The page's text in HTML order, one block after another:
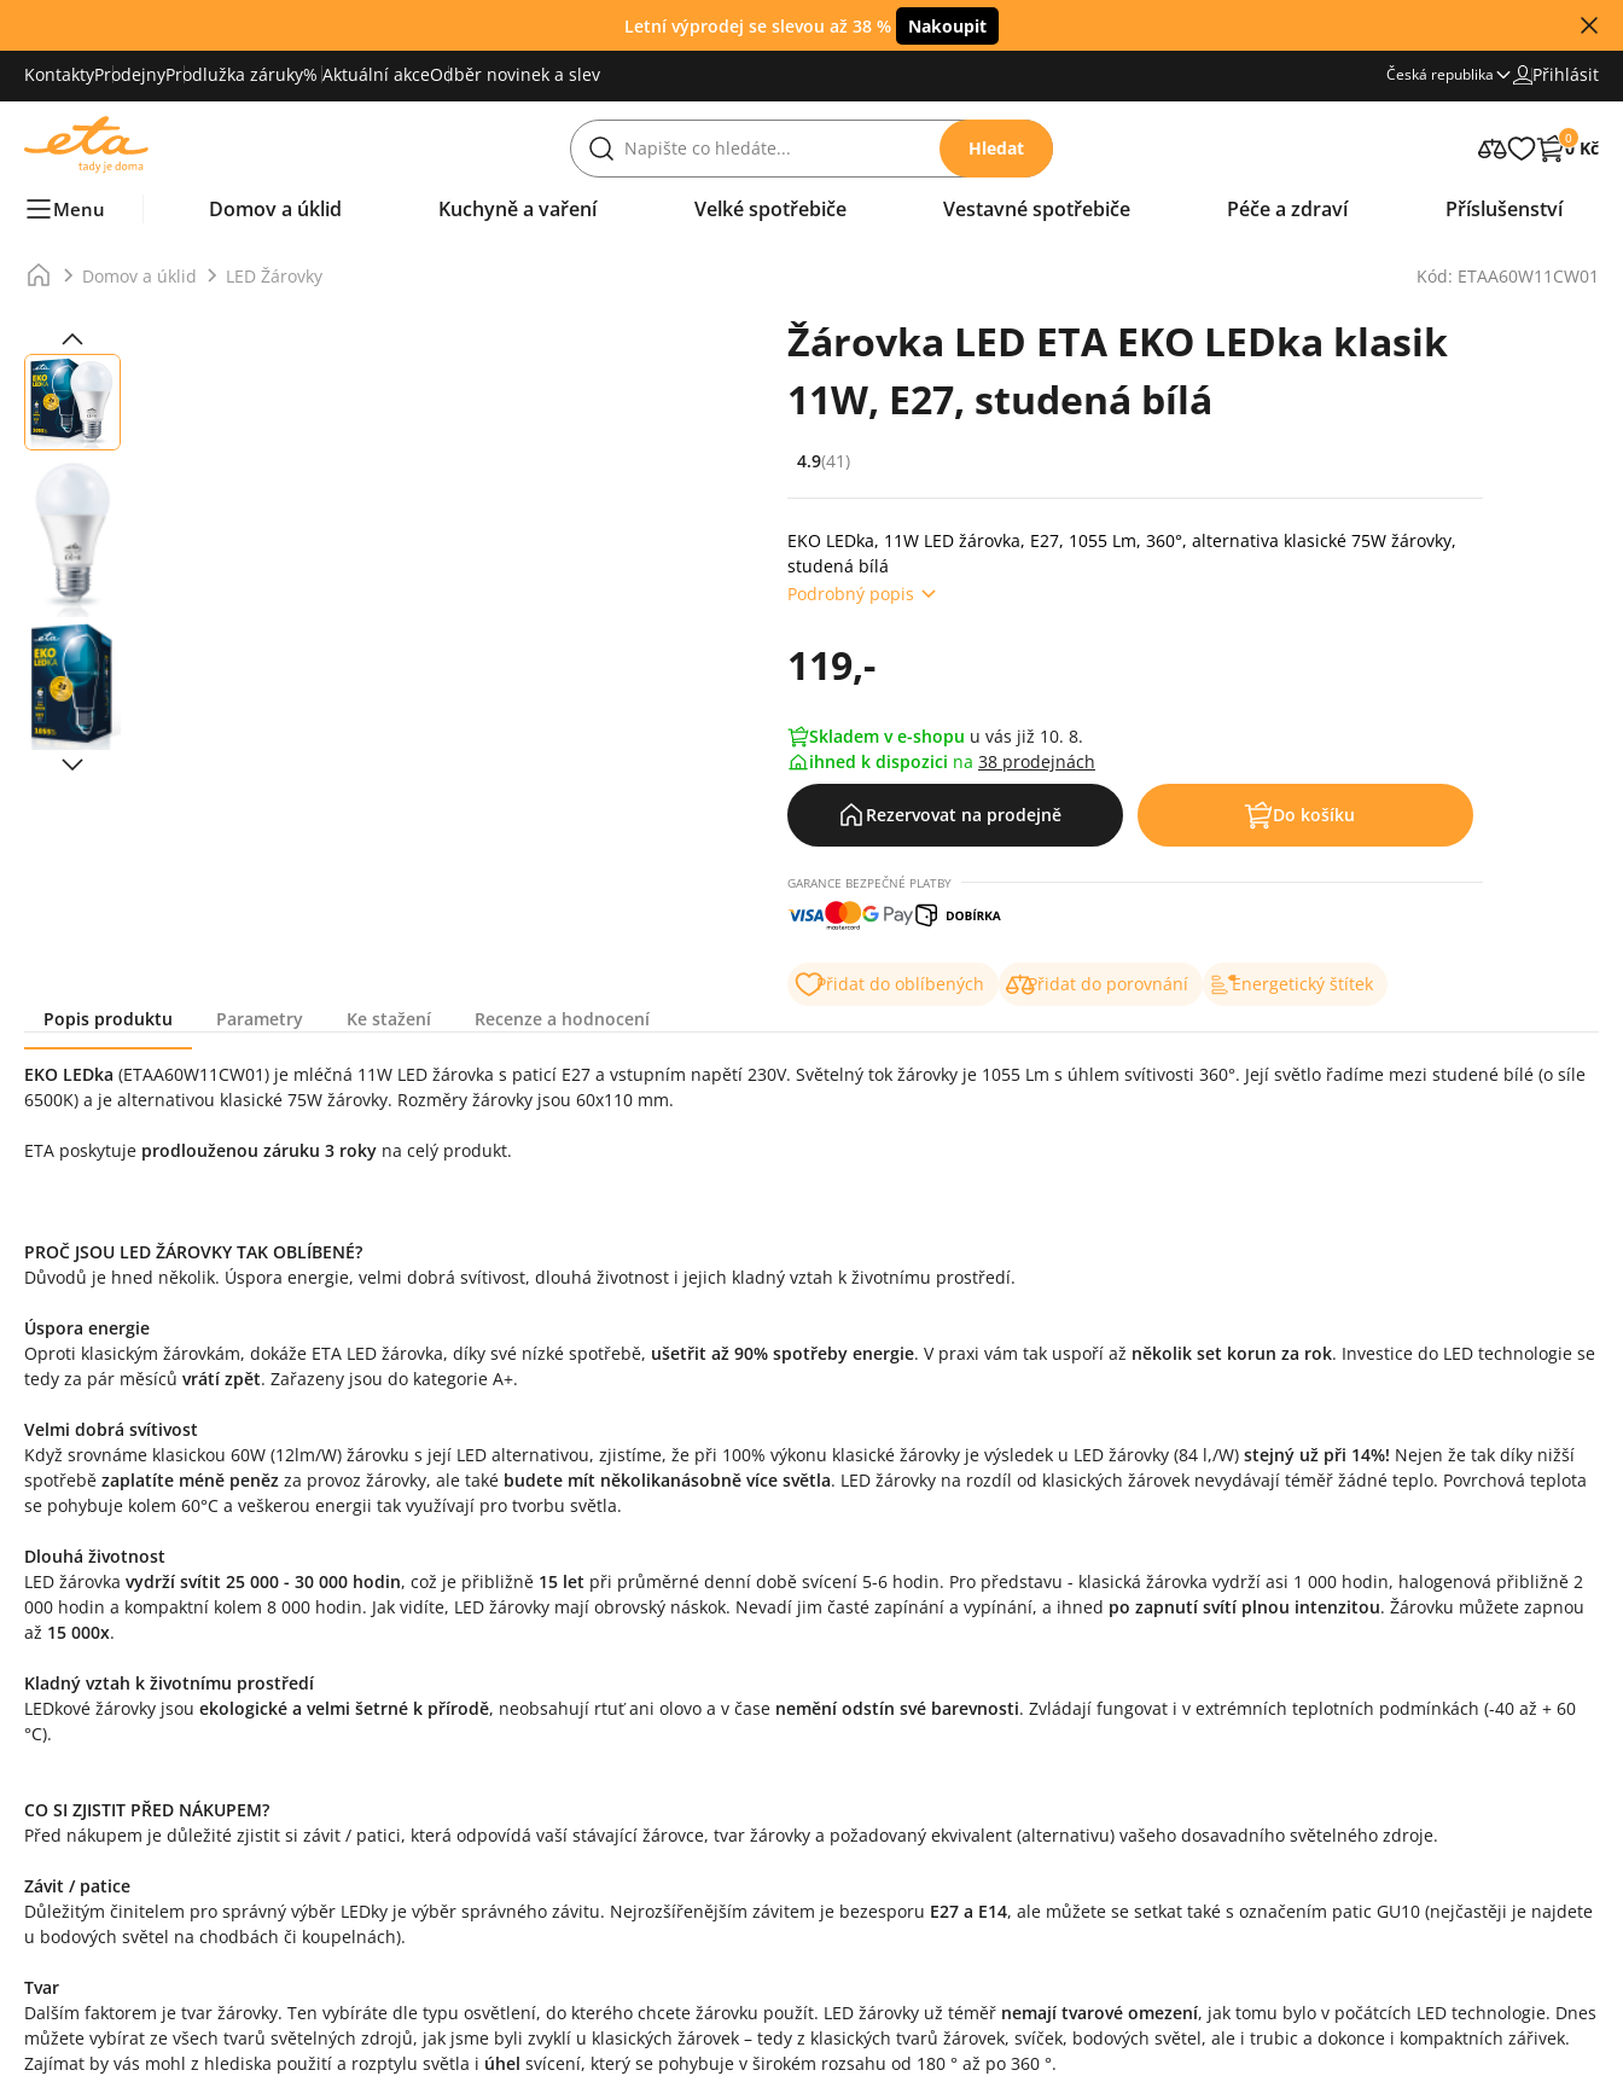
Letní výprodej se slevou až 38 % Nakoupit
KontaktyProdejnyProdlužka záruky% Aktuální akceOdběr novinek a slev Česká republika Přihlásit
Hledat 0
0 Kč
Menu Domov a úklid Kuchyně a vaření Velké spotřebiče Vestavné spotřebiče Péče a zdraví Příslušenství
Domov a úklid LED Žárovky Kód: ETAA60W11CW01
Žárovka LED ETA EKO LEDka klasik
11W, E27, studená bílá
Hodnocení: 4.9 z 5 (41 recenzí)
4.9(41)
EKO LEDka, 11W LED žárovka, E27, 1055 Lm, 360°, alternativa klasické 75W žárovky,
studená bílá
Podrobný popis
119,-
Skladem v e-shopu u vás již 10. 8.
ihned k dispozici na 38 prodejnách
Rezervovat na prodejně Do košíku
GARANCE BEZPEČNÉ PLATBY
Přidat do oblíbených Přidat do porovnání
Energetický štítek
Popis produktu
Parametry Ke stažení Recenze a hodnocení
Popis produktu
EKO LEDka (ETAA60W11CW01) je mléčná 11W LED žárovka s paticí E27 a vstupním napětí 230V. Světelný tok žárovky je 1055 Lm s úhlem svítivosti 360°. Její světlo řadíme mezi studené bílé (o síle
6500K) a je alternativou klasické 75W žárovky. Rozměry žárovky jsou 60x110 mm.
ETA poskytuje prodlouženou záruku 3 roky na celý produkt.
PROČ JSOU LED ŽÁROVKY TAK OBLÍBENÉ?
Důvodů je hned několik. Úspora energie, velmi dobrá svítivost, dlouhá životnost i jejich kladný vztah k životnímu prostředí.
Úspora energie
Oproti klasickým žárovkám, dokáže ETA LED žárovka, díky své nízké spotřebě, ušetřit až 90% spotřeby energie. V praxi vám tak uspoří až několik set korun za rok. Investice do LED technologie se
tedy za pár měsíců vrátí zpět. Zařazeny jsou do kategorie A+.
Velmi dobrá svítivost
Když srovnáme klasickou 60W (12lm/W) žárovku s její LED alternativou, zjistíme, že při 100% výkonu klasické žárovky je výsledek u LED žárovky (84 l,/W) stejný už při 14%! Nejen že tak díky nižší
spotřebě zaplatíte méně peněz za provoz žárovky, ale také budete mít několikanásobně více světla. LED žárovky na rozdíl od klasických žárovek nevydávají téměř žádné teplo. Povrchová teplota
se pohybuje kolem 60°C a veškerou energii tak využívají pro tvorbu světla.
Dlouhá životnost
LED žárovka vydrží svítit 25 000 - 30 000 hodin, což je přibližně 15 let při průměrné denní době svícení 5-6 hodin. Pro představu - klasická žárovka vydrží asi 1 000 hodin, halogenová přibližně 2
000 hodin a kompaktní kolem 8 000 hodin. Jak vidíte, LED žárovky mají obrovský náskok. Nevadí jim časté zapínání a vypínání, a ihned po zapnutí svítí plnou intenzitou. Žárovku můžete zapnou
až 15 000x.
Kladný vztah k životnímu prostředí
LEDkové žárovky jsou ekologické a velmi šetrné k přírodě, neobsahují rtuť ani olovo a v čase nemění odstín své barevnosti. Zvládají fungovat i v extrémních teplotních podmínkách (-40 až + 60
°C).
CO SI ZJISTIT PŘED NÁKUPEM?
Před nákupem je důležité zjistit si závit / patici, která odpovídá vaší stávající žárovce, tvar žárovky a požadovaný ekvivalent (alternativu) vašeho dosavadního světelného zdroje.
Závit / patice
Důležitým činitelem pro správný výběr LEDky je výběr správného závitu. Nejrozšířenějším závitem je bezesporu E27 a E14, ale můžete se setkat také s označením patic GU10 (nejčastěji je najdete
u bodových světel na chodbách či koupelnách).
Tvar
Dalším faktorem je tvar žárovky. Ten vybíráte dle typu osvětlení, do kterého chcete žárovku použít. LED žárovky už téměř nemají tvarové omezení, jak tomu bylo v počátcích LED technologie. Dnes
můžete vybírat ze všech tvarů světelných zdrojů, jak jsme byli zvyklí u klasických žárovek – tedy z klasických tvarů žárovek, svíček, bodových světel, ale i trubic a dokonce i kompaktních zářivek.
Zajímat by vás mohl z hlediska použití a rozptylu světla i úhel svícení, který se pohybuje v širokém rozsahu od 180 ° až po 360 °.